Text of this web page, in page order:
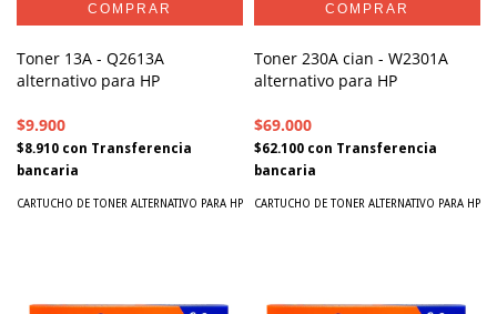
Toner 13A - Q2613A
alternativo para HP
$9.900
$8.910 con Transferencia
bancaria
CARTUCHO DE TONER ALTERNATIVO PARA HP
Toner 230A cian - W2301A
alternativo para HP
$69.000
$62.100 con Transferencia
bancaria
CARTUCHO DE TONER ALTERNATIVO PARA HP